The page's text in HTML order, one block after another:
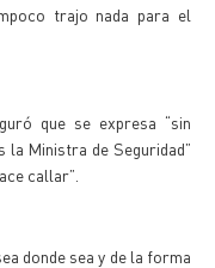
trajo nada para el
que se expresa “sin
la Ministra de Seguridad”
callar”.
donde sea y de la forma